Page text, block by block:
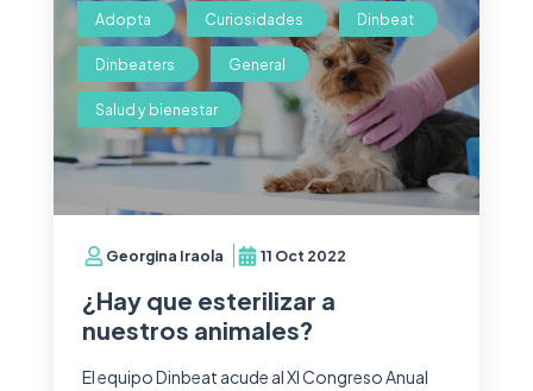
Georgina Iraola 11 Oct 2022
¿Hay que esterilizar a
nuestros animales?
El equipo Dinbeat acude al XI Congreso Anual
Adopta Curiosidades Dinbeat
Dinbeaters General
Salud y bienestar